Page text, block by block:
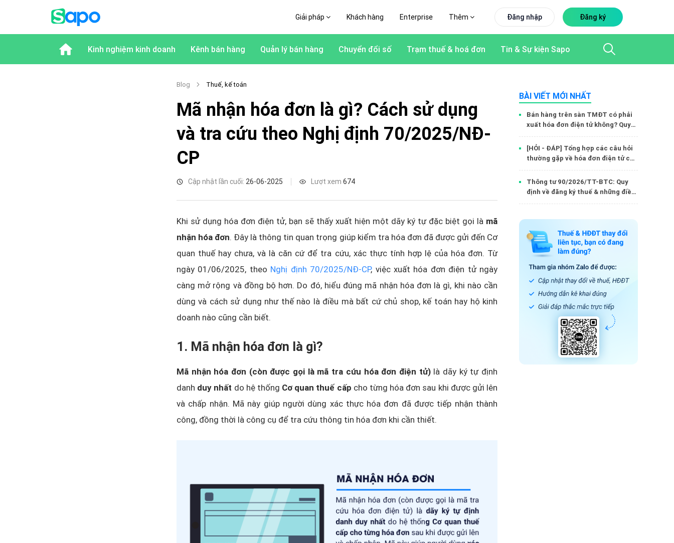
Giải pháp Khách hàng Enterprise Thêm Đăng nhập Đăng ký
Kinh nghiệm kinh doanh Kênh bán hàng Quản lý bán hàng Chuyển đổi số Trạm thuế & hoá đơn Tin & Sự kiện Sapo
BÀI VIẾT MỚI NHẤT
Bán hàng trên sàn TMĐT có phải
xuất hóa đơn điện tử không? Quy
định mới từ 1/7/2026
[HỎI - ĐÁP] Tổng hợp các câu hỏi
thường gặp về hóa đơn điện tử cho
HKD, CNKD trên sàn TMĐT
Thông tư 90/2026/TT-BTC: Quy
định về đăng ký thuế & những điều
hộ kinh doanh, doanh nghiệp cần
Blog Thuế, kế toán
Mã nhận hóa đơn là gì? Cách sử dụng
và tra cứu theo Nghị định 70/2025/NĐ-
CP
Cập nhật lần cuối: 26-06-2025 Lượt xem 674
Khi sử dụng hóa đơn điện tử, bạn sẽ thấy xuất hiện một dãy ký tự đặc biệt gọi là mã
nhận hóa đơn. Đây là thông tin quan trọng giúp kiểm tra hóa đơn đã được gửi đến Cơ
quan thuế hay chưa, và là căn cứ để tra cứu, xác thực tính hợp lệ của hóa đơn. Từ
ngày 01/06/2025, theo Nghị định 70/2025/NĐ-CP, việc xuất hóa đơn điện tử ngày
càng mở rộng và đồng bộ hơn. Do đó, hiểu đúng mã nhận hóa đơn là gì, khi nào cần
dùng và cách sử dụng như thế nào là điều mà bất cứ chủ shop, kế toán hay hộ kinh
doanh nào cũng cần biết.
1. Mã nhận hóa đơn là gì?
Mã nhận hóa đơn (còn được gọi là mã tra cứu hóa đơn điện tử) là dãy ký tự định
danh duy nhất do hệ thống Cơ quan thuế cấp cho từng hóa đơn sau khi được gửi lên
và chấp nhận. Mã này giúp người dùng xác thực hóa đơn đã được tiếp nhận thành
công, đồng thời là công cụ để tra cứu thông tin hóa đơn khi cần thiết.